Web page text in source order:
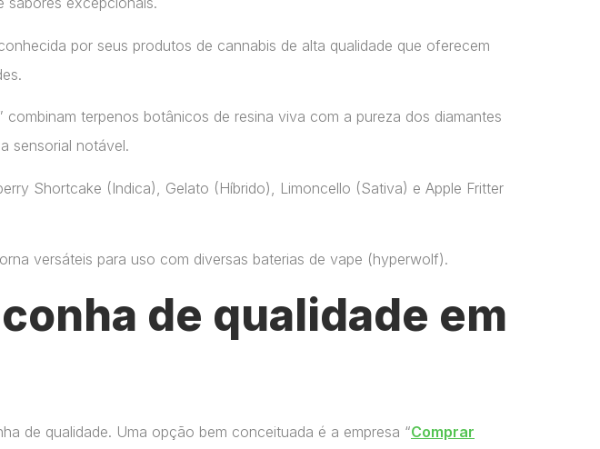
conhecida por seus produtos de cannabis de alta qualidade que oferecem
combinam terpenos botânicos de resina viva com a pureza dos diamantes
sensorial notável.
Shortcake (Indica), Gelato (Híbrido), Limoncello (Sativa) e Apple Fritter
versáteis para uso com diversas baterias de vape​ (hyperwolf)​.
de qualidade em
de qualidade. Uma opção bem conceituada é a empresa “Comprar